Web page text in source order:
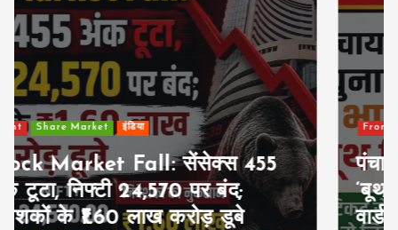
Front राजनीति राजस्थान
पंचायत-निकाय चुनावों के लिए भाजपा का
‘बूथ मिशन’ शुरू, टिकट से पहले हर
वार्ड-बूथ से लिया जाएगा फीडबैक